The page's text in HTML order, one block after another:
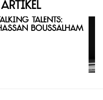
Talents:
Boussalham